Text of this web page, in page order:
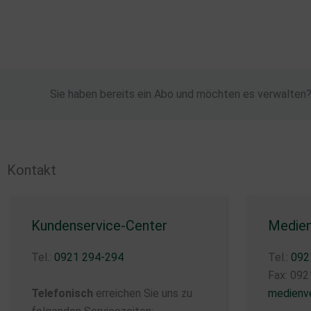
Sie haben bereits ein Abo und möchten es verwalten?
Kontakt
Kundenservice-Center
Tel.: 0921 294-294
Telefonisch erreichen Sie uns zu
Tel.:
Fax: